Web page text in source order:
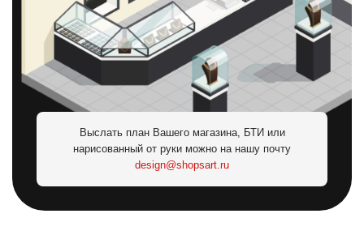
Выслать план Вашего магазина, БТИ или
нарисованный от руки можно на нашу почту
design@shopsart.ru